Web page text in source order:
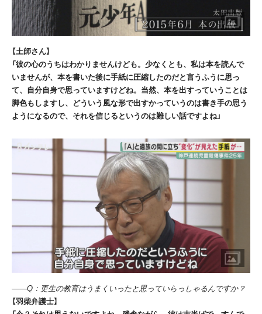
【土師さん】
「彼の心のうちはわかりませんけども。少なくとも、私は本を読んで
いませんが、本を書いた後に手紙に圧縮したのだと言うふうに思っ
て、自分自身で思っていますけどね。当然、本を出すっていうことは
脚色もしますし、どういう風な形で出すかっていうのは書き手の思う
ようになるので、それを信じるというのは難しい話ですよね」
――Q：更生の教育はうまくいったと思っていらっしゃるんですか？
【羽柴弁護士】